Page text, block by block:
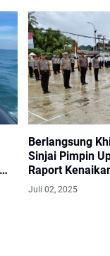
Berlangsung
Sinjai Pimpin
Raport
Personel
Juli 02, 2025